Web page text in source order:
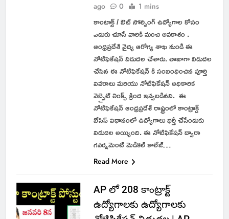
ago
0 1 mins
కాంటాక్ట్ / ఔట్ సోర్సింగ్ ఉద్యోగాల కోసం
ఎదురు చూసే వారికి మంచి అవకాశం .
ఆంధ్రప్రదేశ్ వైద్య ఆరోగ్య శాఖ నుండి ఈ
నోటిఫికేషన్ విడుదల చేశారు. తాజాగా విడుదల
చేసిన ఈ నోటిఫికేషన్ కి సంబంధించిన పూర్తి
వివరాలు మరియు నోటిఫికేషన్ అధికారిక
వెబ్సైట్ లింక్స్ క్రింద ఇవ్వబడినవి. ఈ
నోటిఫికేషన్ ఆంధ్రప్రదేశ్ రాష్ట్రంలో కాంట్రాక్ట్
బేసిస్ విధానంలో ఉద్యోగాలు భర్తీ చేసేందుకు
విడుదల అయ్యింది. ఈ నోటిఫికేషన్ ద్వారా
గవర్నమెంట్ మెడికల్ కాలేజ్…
Read More
AP లో 208 కాంట్రాక్ట్
ఉద్యోగాలకు ఉద్యోగాలకు